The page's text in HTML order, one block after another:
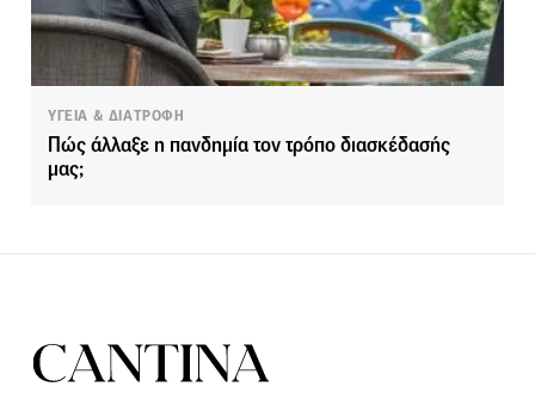
ΥΓΕΙΑ & ΔΙΑΤΡΟΦΗ
Πώς άλλαξε η πανδημία τον τρόπο διασκέδασής
μας;